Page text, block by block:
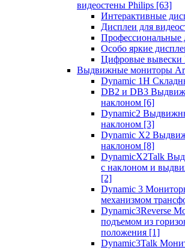
видеостены Philips [63]
Интерактивные
Дисплеи для
Профессиональные
Особо яркие
Цифровые вывески
Выдвижные мониторы
Dynamic 1Н
DB2 и DB3
наклоном [6]
Dynamic2
наклоном [3]
Dynamic X2
наклоном [8]
DynamicX2Talk
с наклоном и
[2]
Dynamic 3
механизмом
Dynamic3Reverse
подъемом из
положения [1]
Dynamic3Talk